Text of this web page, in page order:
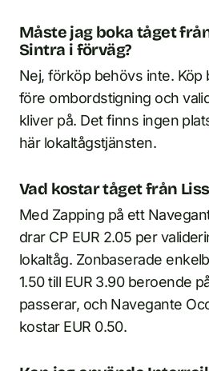
Måste jag boka tåget
Sintra i förväg?
Nej, förköp behövs inte. Köp
före ombordstigning och
kliver på. Det finns ingen
här lokaltågstjänsten.
Vad kostar tåget från
Med Zapping på ett
drar CP EUR 2.05 per
lokaltåg. Zonbaserade
1.50 till EUR 3.90 beroende
passerar, och Navegante
kostar EUR 0.50.